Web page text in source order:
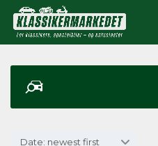
Date: newest first